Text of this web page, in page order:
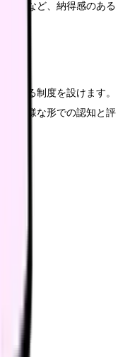
充実など、納得感のある
する制度を設けます。
、多様な形での認知と評